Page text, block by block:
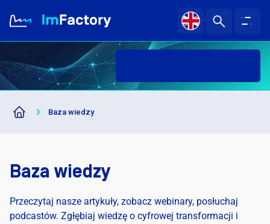
O nas
Branże i Rozwiązania
Baza wiedzy
Baza wiedzy
Baza wiedzy
Przeczytaj nasze artykuły, zobacz webinary, posłuchaj
podcastów. Zgłębiaj wiedzę o cyfrowej transformacji i